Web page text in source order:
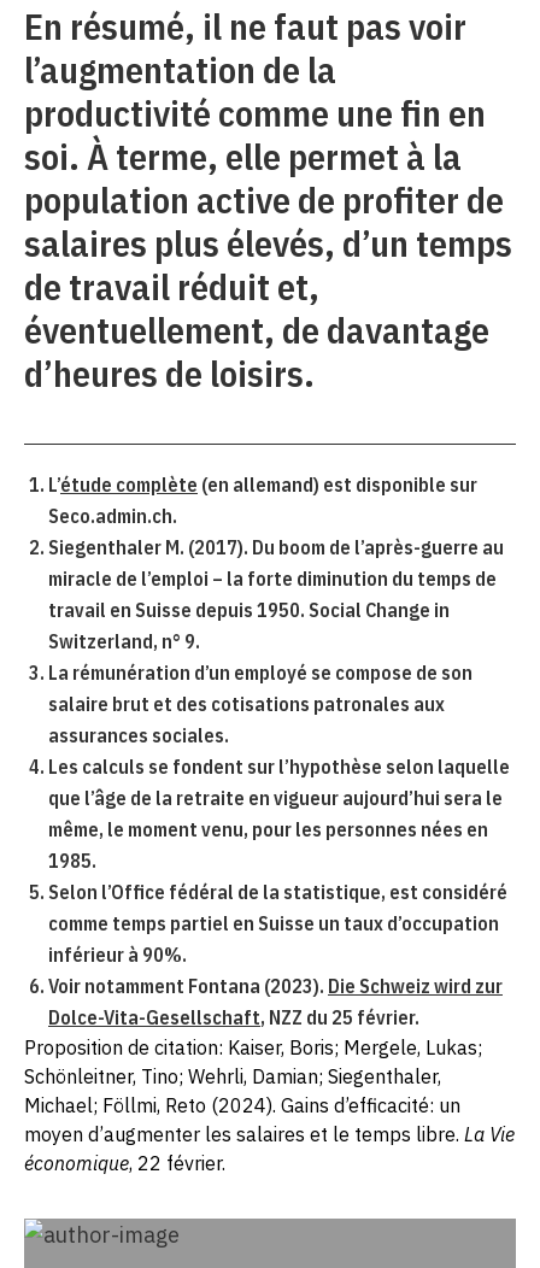
En résumé, il ne faut pas voir
l’augmentation de la
productivité comme une fin en
soi. À terme, elle permet à la
population active de profiter de
salaires plus élevés, d’un temps
de travail réduit et,
éventuellement, de davantage
d’heures de loisirs.
L’étude complète (en allemand) est disponible sur
Seco.admin.ch.
Siegenthaler M. (2017). Du boom de l’après-guerre au
miracle de l’emploi – la forte diminution du temps de
travail en Suisse depuis 1950. Social Change in
Switzerland, n° 9.
La rémunération d’un employé se compose de son
salaire brut et des cotisations patronales aux
assurances sociales.
Les calculs se fondent sur l’hypothèse selon laquelle
que l’âge de la retraite en vigueur aujourd’hui sera le
même, le moment venu, pour les personnes nées en
1985.
Selon l’Office fédéral de la statistique, est considéré
comme temps partiel en Suisse un taux d’occupation
inférieur à 90%.
Voir notamment Fontana (2023). Die Schweiz wird zur
Dolce-Vita-Gesellschaft, NZZ du 25 février.
Proposition de citation: Kaiser, Boris; Mergele, Lukas;
Schönleitner, Tino; Wehrli, Damian; Siegenthaler,
Michael; Föllmi, Reto (2024). Gains d’efficacité: un
moyen d’augmenter les salaires et le temps libre. La Vie
économique, 22 février.